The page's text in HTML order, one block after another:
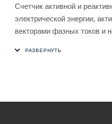
Счетчик активной и
электрической энергии,
векторами фазных токов и